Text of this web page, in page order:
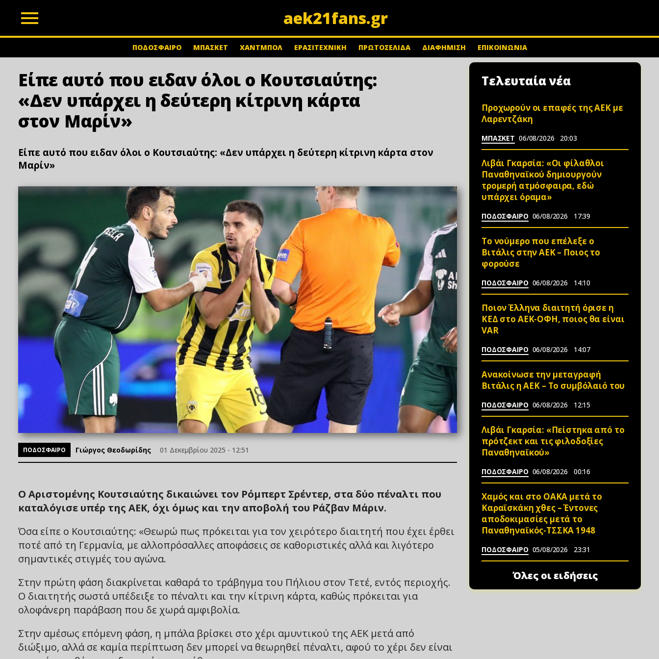
aek21fans.gr
ΠΟΔΟΣΦΑΙΡΟ ΜΠΑΣΚΕΤ ΧΑΝΤΜΠΟΛ ΕΡΑΣΙΤΕΧΝΙΚΗ ΠΡΩΤΟΣΕΛΙΔΑ ΔΙΑΦΗΜΙΣΗ ΕΠΙΚΟΙΝΩΝΙΑ
Είπε αυτό που ειδαν όλοι ο Κουτσιαύτης:
«Δεν υπάρχει η δεύτερη κίτρινη κάρτα
στον Μαρίν»
Είπε αυτό που ειδαν όλοι ο Κουτσιαύτης: «Δεν υπάρχει η δεύτερη κίτρινη κάρτα στον
Μαρίν»
ΠΟΔΟΣΦΑΙΡΟ Γιώργος Θεοδωρίδης 01 Δεκεμβρίου 2025 - 12:51
O Αριστομένης Κουτσιαύτης δικαιώνει τον Ρόμπερτ Σρέντερ, στα δύο πέναλτι που
καταλόγισε υπέρ της ΑΕΚ, όχι όμως και την αποβολή του Ράζβαν Μάριν.
Όσα είπε ο Κουτσιαύτης: «Θεωρώ πως πρόκειται για τον χειρότερο διαιτητή που έχει έρθει
ποτέ από τη Γερμανία, με αλλοπρόσαλλες αποφάσεις σε καθοριστικές αλλά και λιγότερο
σημαντικές στιγμές του αγώνα.
Στην πρώτη φάση διακρίνεται καθαρά το τράβηγμα του Πήλιου στον Τετέ, εντός περιοχής.
Ο διαιτητής σωστά υπέδειξε το πέναλτι και την κίτρινη κάρτα, καθώς πρόκειται για
ολοφάνερη παράβαση που δε χωρά αμφιβολία.
Στην αμέσως επόμενη φάση, η μπάλα βρίσκει στο χέρι αμυντικού της ΑΕΚ μετά από
διώξιμο, αλλά σε καμία περίπτωση δεν μπορεί να θεωρηθεί πέναλτι, αφού το χέρι δεν είναι
Τελευταία νέα
Προχωρούν οι επαφές της ΑΕΚ με
Λαρεντζάκη
ΜΠΑΣΚΕΤ 06/08/2026 20:03
Λιβάι Γκαρσία: «Οι φίλαθλοι
Παναθηναϊκού δημιουργούν
τρομερή ατμόσφαιρα, εδώ
υπάρχει όραμα»
ΠΟΔΟΣΦΑΙΡΟ 06/08/2026 17:39
Το νούμερο που επέλεξε ο
Βιτάλις στην ΑΕΚ – Ποιος το
φορούσε
ΠΟΔΟΣΦΑΙΡΟ 06/08/2026 14:10
Ποιον Έλληνα διαιτητή όρισε η
ΚΕΔ στο ΑΕΚ-ΟΦΗ, ποιος θα είναι
VAR
ΠΟΔΟΣΦΑΙΡΟ 06/08/2026 14:07
Ανακοίνωσε την μεταγραφή
Βιτάλις η ΑΕΚ – Το συμβόλαιό του
ΠΟΔΟΣΦΑΙΡΟ 06/08/2026 12:15
Λιβάι Γκαρσία: «Πείστηκα από το
πρότζεκτ και τις φιλοδοξίες
Παναθηναϊκού»
ΠΟΔΟΣΦΑΙΡΟ 06/08/2026 00:16
Χαμός και στο ΟΑΚΑ μετά το
Καραϊσκάκη χθες – Έντονες
αποδοκιμασίες μετά το
Παναθηναϊκός-ΤΣΣΚΑ 1948
ΠΟΔΟΣΦΑΙΡΟ 05/08/2026 23:31
Όλες οι ειδήσεις